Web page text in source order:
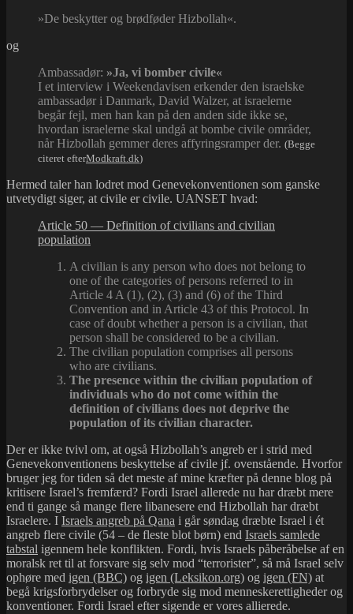
»De beskytter og brødføder Hizbollah«.
og
Ambassadør: »Ja, vi bomber civile«
I et interview i Weekendavisen erkender den israelske
ambassadør i Danmark, David Walzer, at israelerne
begår fejl, men han kan på den anden side ikke se,
hvordan israelerne skal undgå at bombe civile områder,
når Hizbollah gemmer deres affyringsramper der. (Begge
citeret efterModkraft.dk)
Hermed taler han lodret mod Genevekonventionen som ganske
utvetydigt siger, at civile er civile. UANSET hvad:
Article 50 — Definition of civilians and civilian
population
A civilian is any person who does not belong to
one of the categories of persons referred to in
Article 4 A (1), (2), (3) and (6) of the Third
Convention and in Article 43 of this Protocol. In
case of doubt whether a person is a civilian, that
person shall be considered to be a civilian.
The civilian population comprises all persons
who are civilians.
The presence within the civilian population of
individuals who do not come within the
definition of civilians does not deprive the
population of its civilian character.
Der er ikke tvivl om, at også Hizbollah’s angreb er i strid med
Genevekonventionens beskyttelse af civile jf. ovenstående. Hvorfor
bruger jeg for tiden så det meste af mine kræfter på denne blog på
kritisere Israel’s fremfærd? Fordi Israel allerede nu har dræbt mere
end ti gange så mange flere libanesere end Hizbollah har dræbt
Israelere. I Israels angreb på Qana i går søndag dræbte Israel i ét
angreb flere civile (54 – de fleste blot børn) end Israels samlede
tabstal igennem hele konflikten. Fordi, hvis Israels påberåbelse af en
moralsk ret til at forsvare sig selv mod “terrorister”, så må Israel selv
ophøre med igen (BBC) og igen (Leksikon.org) og igen (FN) at
begå krigsforbrydelser og forbryde sig mod menneskerettigheder og
konventioner. Fordi Israel efter sigende er vores allierede.